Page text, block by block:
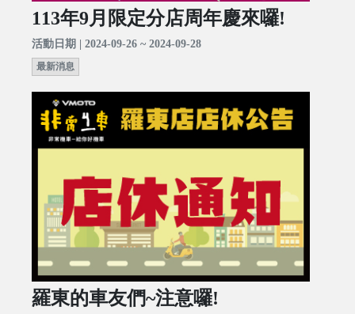
113年9月限定分店周年慶來囉!
活動日期 | 2024-09-26 ~ 2024-09-28
最新消息
羅東的車友們~注意囉!